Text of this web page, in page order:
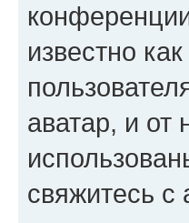
известно
аватар, и от
свяжитесь